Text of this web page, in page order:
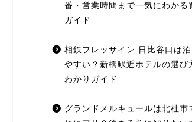
番・営業時間まで一気にわかる
ガイド
相鉄フレッサイン 日比谷口は泊
やすい？新橋駅近ホテルの選び
わかりガイド
グランドメルキュールは北杜市